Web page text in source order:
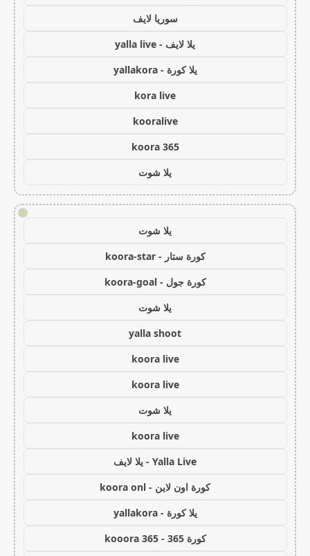
سوريا لايف
يلا لايف - yalla live
يلا كورة - yallakora
kora live
kooralive
koora 365
يلا شوت
!
يلا شوت
كورة ستار - koora-star
كورة جول - koora-goal
يلا شوت
yalla shoot
koora live
koora live
يلا شوت
koora live
Yalla Live - يلا لايف
كورة اون لاين - koora onl
يلا كورة - yallakora
كورة 365 - kooora 365